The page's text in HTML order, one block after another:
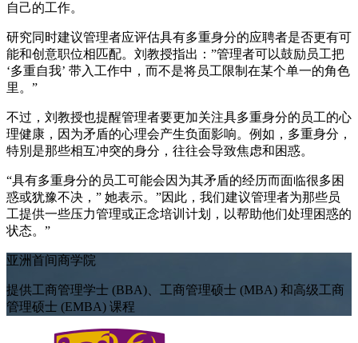
自己的工作。
研究同时建议管理者应评估具有多重身分的应聘者是否更有可
能和创意职位相匹配。刘教授指出：”管理者可以鼓励员工把
‘多重自我’ 带入工作中，而不是将员工限制在某个单一的角色
里。”
不过，刘教授也提醒管理者要更加关注具多重身分的员工的心
理健康，因为矛盾的心理会产生负面影响。例如，多重身分，
特別是那些相互冲突的身分，往往会导致焦虑和困惑。
“具有多重身分的员工可能会因为其矛盾的经历而面临很多困
惑或犹豫不决，” 她表示。”因此，我们建议管理者为那些员
工提供一些压力管理或正念培训计划，以帮助他们处理困惑的
状态。”
亚洲首间商学院
提供工商管理学士 (BBA)、工商管理硕士 (MBA) 和高级工商
管理硕士 (EMBA) 课程